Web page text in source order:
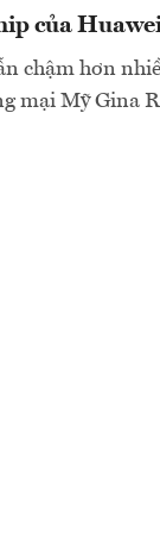
của
chậm hơn
mại Mỹ Gina